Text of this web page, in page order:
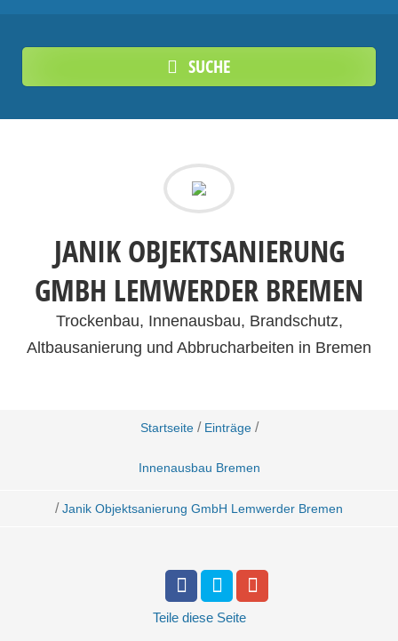
SUCHE
JANIK OBJEKTSANIERUNG
GMBH LEMWERDER BREMEN
Trockenbau, Innenausbau, Brandschutz,
Altbausanierung und Abbrucharbeiten in Bremen
Startseite / Einträge /
Innenausbau Bremen
/ Janik Objektsanierung GmbH Lemwerder Bremen
Teile diese Seite